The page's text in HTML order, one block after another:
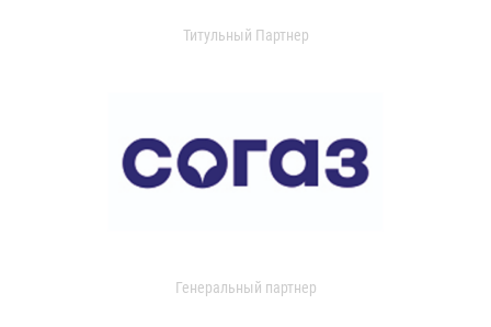
Титульный Партнер
Генеральный партнер